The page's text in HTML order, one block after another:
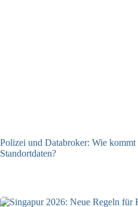
Polizei und Databroker: Wie
Standortdaten?